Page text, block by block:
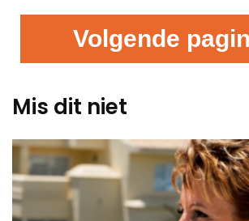
Volgende
Mis dit niet